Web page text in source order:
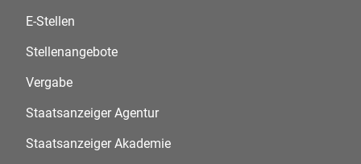
E-Stellen
Stellenangebote
Vergabe
Staatsanzeiger Agentur
Staatsanzeiger Akademie